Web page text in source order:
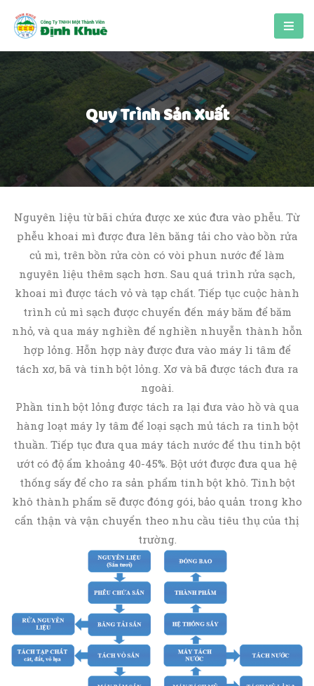
Quy Trình Sản Xuất
Nguyên liệu từ bãi chứa được xe xúc đưa vào phễu. Từ
phễu khoai mì được đưa lên băng tải cho vào bồn rửa
củ mì, trên bồn rửa còn có vòi phun nước để làm
nguyên liệu thêm sạch hơn. Sau quá trình rửa sạch,
khoai mì được tách vỏ và tạp chất. Tiếp tục cuộc hành
trình củ mì sạch được chuyển đến máy băm để băm
nhỏ, và qua máy nghiền để nghiền nhuyễn thành hỗn
hợp lỏng. Hỗn hợp này được đưa vào máy li tâm để
tách xơ, bã và tinh bột lỏng. Xơ và bã được tách đưa ra
ngoài.
Phần tinh bột lỏng được tách ra lại đưa vào hồ và qua
hàng loạt máy ly tâm để loại sạch mủ tách ra tinh bột
thuần. Tiếp tục đưa qua máy tách nước để thu tinh bột
ướt có độ ẩm khoảng 40-45%. Bột ướt được đưa qua hệ
thống sấy để cho ra sản phẩm tinh bột khô. Tinh bột
khô thành phẩm sẽ được đóng gói, bảo quản trong kho
cẩn thận và vận chuyển theo nhu cầu tiêu thụ của thị
trường.